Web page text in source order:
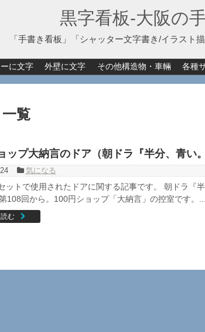
黒字看板‐大阪の
「手書き看板」「シャッター文字書き/イラスト
に文字 外壁に文字 その他構造物・車輛 各種
一覧
ップ大納言のドア（朝ドラ『半分、青い。
気になる
ットで使用されたドアに関する記事です。 朝ドラ『
108回から。100円ショップ「大納言」の控室です。...
む